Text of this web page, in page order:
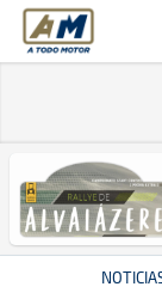
A Todo Motor